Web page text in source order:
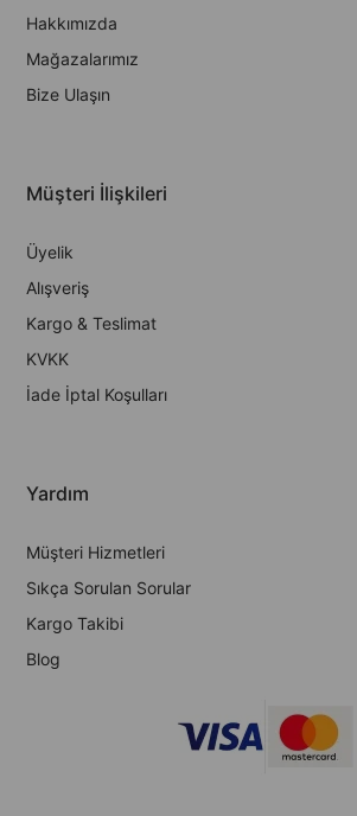
Hakkımızda
Mağazalarımız
Bize Ulaşın
Müşteri İlişkileri
Üyelik
Alışveriş
Kargo & Teslimat
KVKK
İade İptal Koşulları
Yardım
Müşteri Hizmetleri
Sıkça Sorulan Sorular
Kargo Takibi
Blog